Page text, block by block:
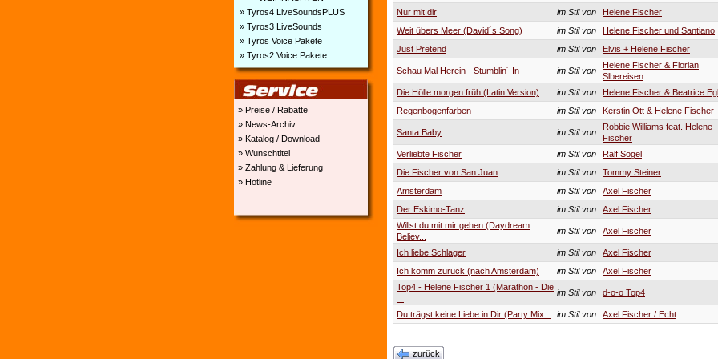
» Tyros4 LiveSoundsPLUS
» Tyros3 LiveSounds
» Tyros Voice Pakete
» Tyros2 Voice Pakete
» Preise / Rabatte
» News-Archiv
» Katalog / Download
» Wunschtitel
» Zahlung & Lieferung
» Hotline
Nur mit dir im Stil von
Helene Fischer
Weit übers Meer (David´s Song)
im Stil von
Helene Fischer und Santiano
Just Pretend
im Stil von Elvis + Helene Fischer
Schau Mal Herein - Stumblin´ In im Stil von
Helene Fischer & Florian
Slbereisen
Die Hölle morgen früh (Latin Version)
im Stil von
Helene Fischer & Beatrice
Regenbogenfarben
im Stil von Kerstin Ott & Helene Fischer
Santa Baby im Stil von
Robbie Williams feat. Helene
Fischer
Verliebte Fischer
im Stil von
Ralf Sögel
Die Fischer von San Juan
im Stil von
Tommy Steiner
Amsterdam
im Stil von
Axel Fischer
Der Eskimo-Tanz
im Stil von
Axel Fischer
Willst du mit mir gehen (Daydream
Believ...
im Stil von Axel Fischer
Ich liebe Schlager im Stil von
Axel Fischer
Ich komm zurück (nach Amsterdam)
im Stil von
Axel Fischer
Top4 - Helene Fischer 1 (Marathon - Die
im Stil von d-o-o Top4
Du trägst keine Liebe in Dir (Party Mix... im Stil von Axel Fischer / Echt
zurück